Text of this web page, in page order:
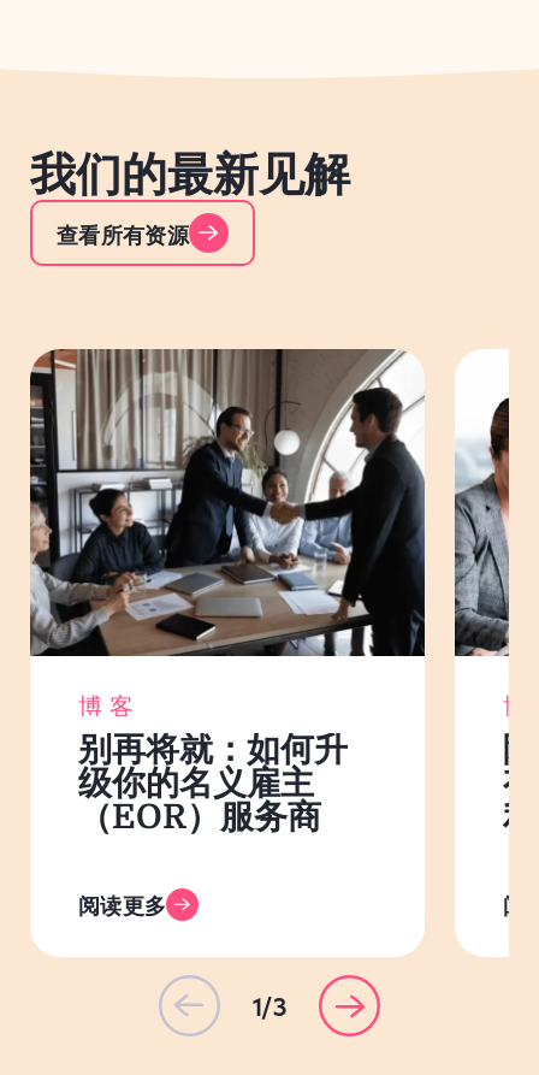
我们的最新见解
查看所有资源
博客
别再将就：如何升
级你的名义雇主
（EOR）服务商
阅读更多 阅
1/3